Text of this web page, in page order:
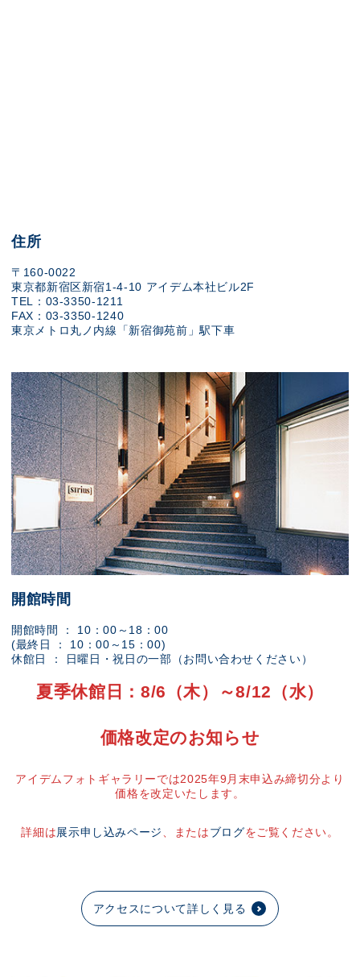
住所
〒160-0022
東京都新宿区新宿1-4-10 アイデム本社ビル2F
TEL：03-3350-1211
FAX：03-3350-1240
東京メトロ丸ノ内線「新宿御苑前」駅下車
開館時間
開館時間 ： 10：00～18：00
(最終日 ： 10：00～15：00)
休館日 ： 日曜日・祝日の一部（お問い合わせください）
夏季休館日：8/6（木）～8/12（水）
価格改定のお知らせ
アイデムフォトギャラリーでは2025年9月末申込み締切分より
価格を改定いたします。
詳細は展示申し込みページ、またはブログをご覧ください。
アクセスについて詳しく見る